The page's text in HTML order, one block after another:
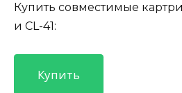
Купить совместимые
и CL-41:
Купить